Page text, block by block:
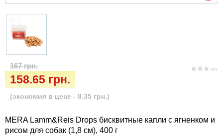
( 0 )
167 грн.
158.65 грн.
(экономия в цене - 8.35 грн.)
MERA Lamm&Reis Drops бисквитные капли с ягненком и
рисом для собак (1,8 см), 400 г
Ласощі та корма
Миски, автокормушки, поилки
Одежда и обувь
Переноски, сумки, клетки